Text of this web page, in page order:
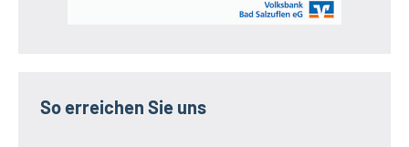
So erreichen Sie uns